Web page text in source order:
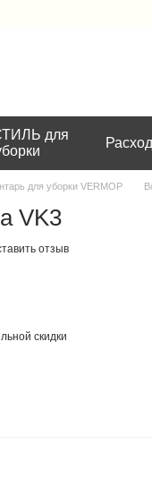
для
для уборки VERMOP
VK3
отзыв
скидки